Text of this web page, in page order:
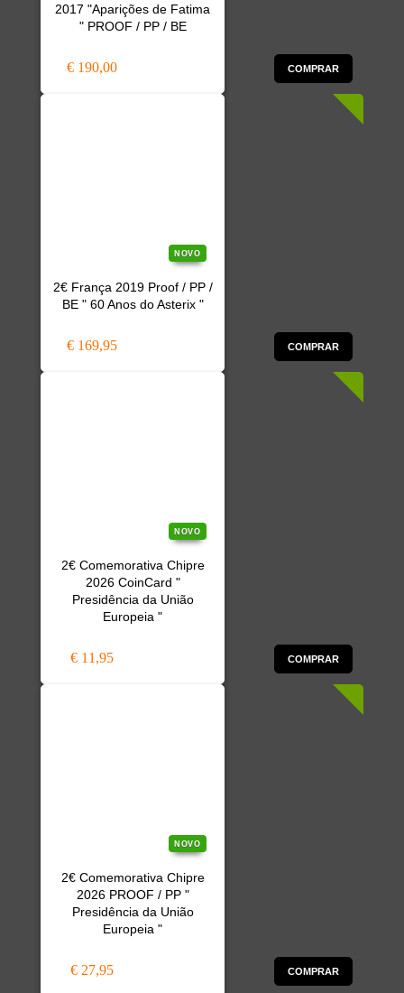
2017 "Aparições de Fatima
" PROOF / PP / BE
€ 190,00 COMPRAR
NOVO
2€ França 2019 Proof / PP /
BE " 60 Anos do Asterix "
€ 169,95 COMPRAR
NOVO
2€ Comemorativa Chipre
2026 CoinCard "
Presidência da União
Europeia "
€ 11,95 COMPRAR
NOVO
2€ Comemorativa Chipre
2026 PROOF / PP "
Presidência da União
Europeia "
€ 27,95 COMPRAR